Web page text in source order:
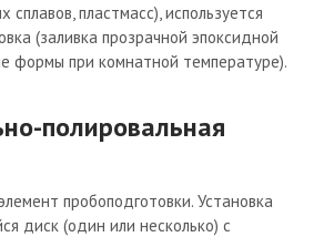
пластмасс), используется
(заливка прозрачной эпоксидной
формы при комнатной температуре).
полировальная
пробоподготовки. Установка
диск (один или несколько) с